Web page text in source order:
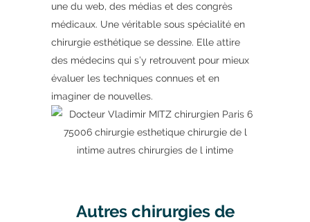
une du web, des médias et des congrès
médicaux. Une véritable sous spécialité en
chirurgie esthétique se dessine. Elle attire
des médecins qui s’y retrouvent pour mieux
évaluer les techniques connues et en
imaginer de nouvelles.
Autres chirurgies de